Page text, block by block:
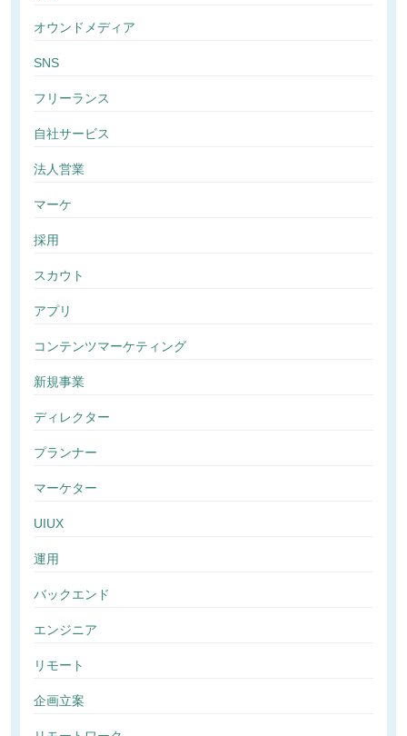
オウンドメディア
SNS
フリーランス
自社サービス
法人営業
マーケ
採用
スカウト
アプリ
コンテンツマーケティング
新規事業
ディレクター
プランナー
マーケター
UIUX
運用
バックエンド
エンジニア
リモート
企画立案